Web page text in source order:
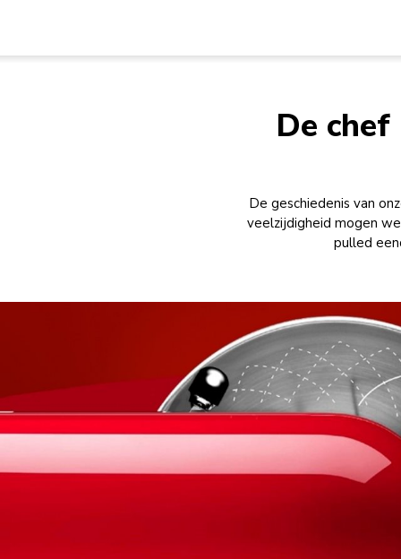
De
De geschiedenis van
veelzijdigheid mogen
pulled